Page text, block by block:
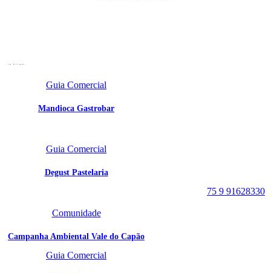
Guia Comercial
Mandioca Gastrobar
Guia Comercial
Degust Pastelaria
Comunidade
Campanha Ambiental Vale do Capão
Guia Comercial
75 9 91628330